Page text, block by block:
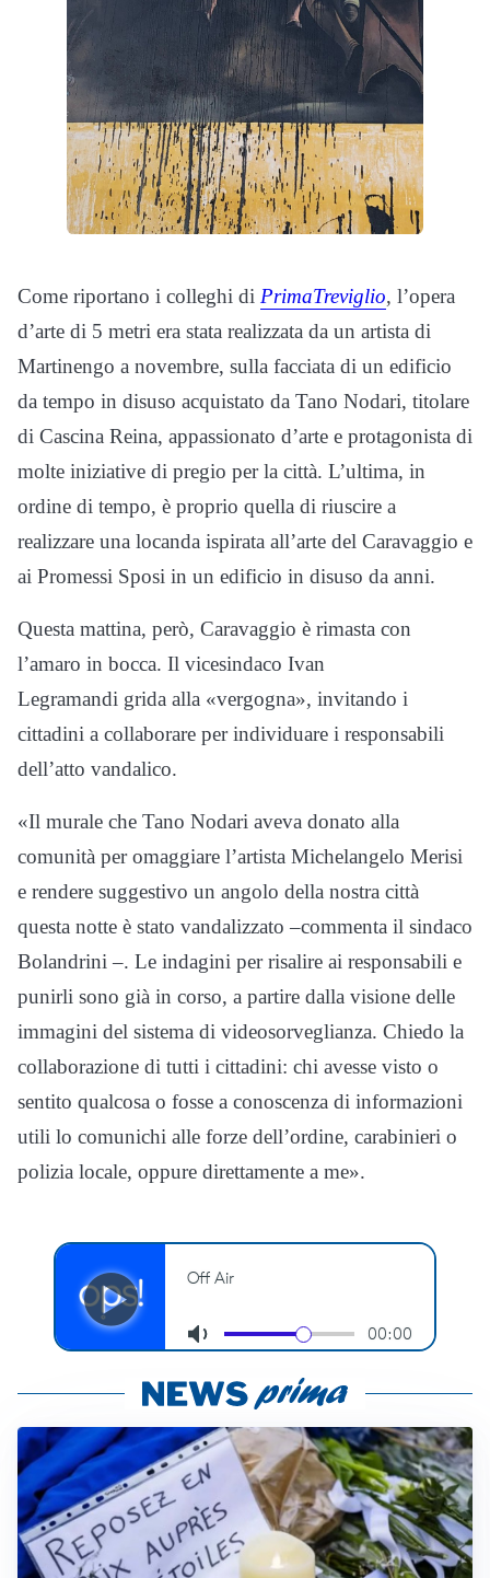
Come riportano i colleghi di PrimaTreviglio, l’opera
d’arte di 5 metri era stata realizzata da un artista di
Martinengo a novembre, sulla facciata di un edificio
da tempo in disuso acquistato da Tano Nodari, titolare
di Cascina Reina, appassionato d’arte e protagonista di
molte iniziative di pregio per la città. L’ultima, in
ordine di tempo, è proprio quella di riuscire a
realizzare una locanda ispirata all’arte del Caravaggio e
ai Promessi Sposi in un edificio in disuso da anni.
Questa mattina, però, Caravaggio è rimasta con
l’amaro in bocca. Il vicesindaco Ivan
Legramandi grida alla «vergogna», invitando i
cittadini a collaborare per individuare i responsabili
dell’atto vandalico.
«Il murale che Tano Nodari aveva donato alla
comunità per omaggiare l’artista Michelangelo Merisi
e rendere suggestivo un angolo della nostra città
questa notte è stato vandalizzato –commenta il sindaco
Bolandrini –. Le indagini per risalire ai responsabili e
punirli sono già in corso, a partire dalla visione delle
immagini del sistema di videosorveglianza. Chiedo la
collaborazione di tutti i cittadini: chi avesse visto o
sentito qualcosa o fosse a conoscenza di informazioni
utili lo comunichi alle forze dell’ordine, carabinieri o
polizia locale, oppure direttamente a me».